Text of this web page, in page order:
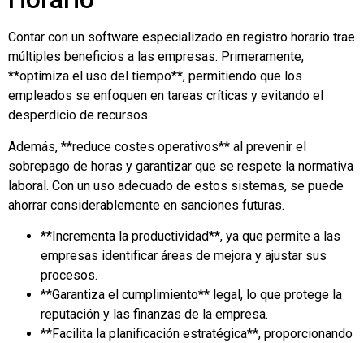
Contar con un software especializado en registro horario trae
múltiples beneficios a las empresas. Primeramente,
**optimiza el uso del tiempo**, permitiendo que los
empleados se enfoquen en tareas críticas y evitando el
desperdicio de recursos.
Además, **reduce costes operativos** al prevenir el
sobrepago de horas y garantizar que se respete la normativa
laboral. Con un uso adecuado de estos sistemas, se puede
ahorrar considerablemente en sanciones futuras.
**Incrementa la productividad**, ya que permite a las
empresas identificar áreas de mejora y ajustar sus
procesos.
**Garantiza el cumplimiento** legal, lo que protege la
reputación y las finanzas de la empresa.
**Facilita la planificación estratégica**, proporcionando